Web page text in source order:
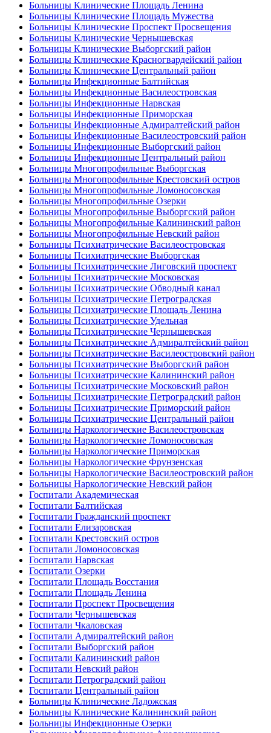
Больницы Клинические Площадь Ленина
Больницы Клинические Площадь Мужества
Больницы Клинические Проспект Просвещения
Больницы Клинические Чернышевская
Больницы Клинические Выборгский район
Больницы Клинические Красногвардейский район
Больницы Клинические Центральный район
Больницы Инфекционные Балтийская
Больницы Инфекционные Василеостровская
Больницы Инфекционные Нарвская
Больницы Инфекционные Приморская
Больницы Инфекционные Адмиралтейский район
Больницы Инфекционные Василеостровский район
Больницы Инфекционные Выборгский район
Больницы Инфекционные Центральный район
Больницы Многопрофильные Выборгская
Больницы Многопрофильные Крестовский остров
Больницы Многопрофильные Ломоносовская
Больницы Многопрофильные Озерки
Больницы Многопрофильные Выборгский район
Больницы Многопрофильные Калининский район
Больницы Многопрофильные Невский район
Больницы Психиатрические Василеостровская
Больницы Психиатрические Выборгская
Больницы Психиатрические Лиговский проспект
Больницы Психиатрические Московская
Больницы Психиатрические Обводный канал
Больницы Психиатрические Петроградская
Больницы Психиатрические Площадь Ленина
Больницы Психиатрические Удельная
Больницы Психиатрические Чернышевская
Больницы Психиатрические Адмиралтейский район
Больницы Психиатрические Василеостровский район
Больницы Психиатрические Выборгский район
Больницы Психиатрические Калининский район
Больницы Психиатрические Московский район
Больницы Психиатрические Петроградский район
Больницы Психиатрические Приморский район
Больницы Психиатрические Центральный район
Больницы Наркологические Василеостровская
Больницы Наркологические Ломоносовская
Больницы Наркологические Приморская
Больницы Наркологические Фрунзенская
Больницы Наркологические Василеостровский район
Больницы Наркологические Невский район
Госпитали Академическая
Госпитали Балтийская
Госпитали Гражданский проспект
Госпитали Елизаровская
Госпитали Крестовский остров
Госпитали Ломоносовская
Госпитали Нарвская
Госпитали Озерки
Госпитали Площадь Восстания
Госпитали Площадь Ленина
Госпитали Проспект Просвещения
Госпитали Чернышевская
Госпитали Чкаловская
Госпитали Адмиралтейский район
Госпитали Выборгский район
Госпитали Калининский район
Госпитали Невский район
Госпитали Петроградский район
Госпитали Центральный район
Больницы Клинические Ладожская
Больницы Клинические Калининский район
Больницы Инфекционные Озерки